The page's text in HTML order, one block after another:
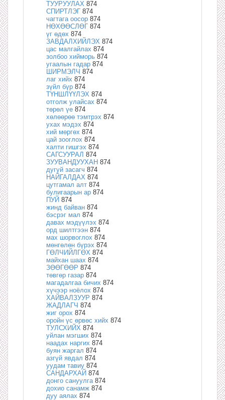
ТУУРУУЛАХ 874
СПИРТЛЭГ 874
чагтага оосор 874
НӨХӨӨСЛӨГ 874
үг өдөх 874
ЗАВДАЛХИЙЛЭХ 874
цас малгайлах 874
золбоо хийморь 874
угаалын гадар 874
ШИРМЭЛЧ 874
лаг хийх 874
зүйл бүр 874
ТҮНШЛҮҮЛЭХ 874
отголж улайсах 874
төрөл үе 874
хөлөөрөө тэмтрэх 874
ухах мэдэх 874
хий мөргөх 874
цай зооглох 874
халти гишгэх 874
САГСУУРАЛ 874
ЗУУВАНДУУХАН 874
дугуй засагч 874
НАЙГАЛДАХ 874
цутгамал алт 874
булигаарын ар 874
ПУЙ 874
жинд байван 874
бэсрэг мал 874
давах мэдүүлэх 874
орд шилтгээн 874
мах шорвоглох 874
мөнгөлөн бүрэх 874
ГӨЛЧИЙЛГӨХ 874
майхан шаах 874
ЗӨӨГӨӨР 874
төвгөр газар 874
магадалгаа бичих 874
хүчээр ноёлох 874
ХАЙВАЛЗУУР 874
ЖАДЛАГЧ 874
жиг орох 874
оройн үс өрвөс хийх 874
ТУЛСХИЙХ 874
уйлан мэгших 874
наадах наргих 874
буян жаргал 874
азгүй явдал 874
уудам тавиу 874
САНДАРХАЙ 874
донго сануулга 874
дохио санамж 874
дуу аялах 874